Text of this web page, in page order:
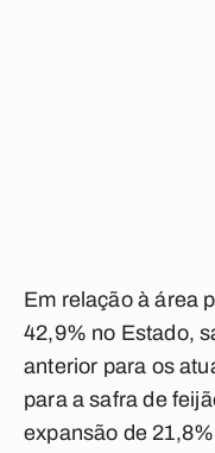
Em relação à área
42,9% no Estado,
anterior para os
para a safra de
expansão de